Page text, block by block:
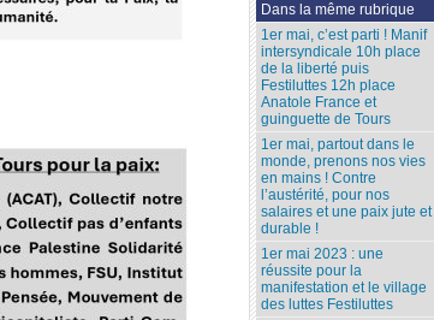
Dans la même rubrique
1er mai, c’est parti ! Manif
intersyndicale 10h place
de la liberté puis
Festiluttes 12h place
Anatole France et
guinguette de Tours
1er mai, partout dans le
monde, prenons nos vies
en mains ! Contre
l’austérité, pour nos
salaires et une paix jute et
durable !
1er mai 2023 : une
réussite pour la
manifestation et le village
des luttes Festiluttes